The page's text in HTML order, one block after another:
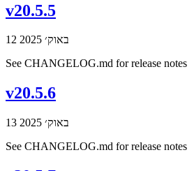
v20.5.5
12 באוק׳ 2025
See CHANGELOG.md for release notes
v20.5.6
13 באוק׳ 2025
See CHANGELOG.md for release notes